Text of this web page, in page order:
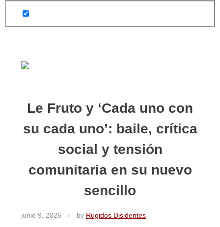
Le Fruto y ‘Cada uno con
su cada uno’: baile, crítica
social y tensión
comunitaria en su nuevo
sencillo
junio 9, 2026 by Rugidos Disidentes